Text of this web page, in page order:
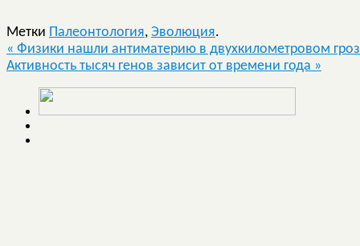
Метки Палеонтология, Эволюция.
« Физики нашли антиматерию в двухкилометровом
Активность тысяч генов зависит от времени года »